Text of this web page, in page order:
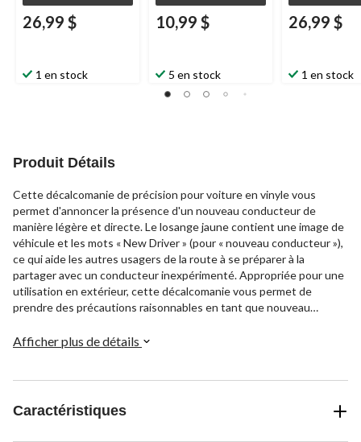
26,99 $
1 en stock
10,99 $
5 en stock
26,99 $
1 en stock
Produit Détails
Cette décalcomanie de précision pour voiture en vinyle vous
permet d'annoncer la présence d'un nouveau conducteur de
manière légère et directe. Le losange jaune contient une image de
véhicule et les mots « New Driver » (pour « nouveau conducteur »),
ce qui aide les autres usagers de la route à se préparer à la
partager avec un conducteur inexpérimenté. Appropriée pour une
utilisation en extérieur, cette décalcomanie vous permet de
prendre des précautions raisonnables en tant que nouveau
obtenu leur permis de conduire et qui veulent l'indiquer de
Afficher plus de détails
Caractéristiques